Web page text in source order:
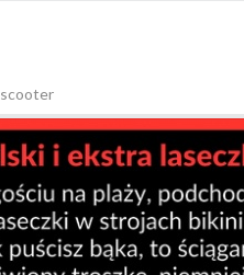
scooter